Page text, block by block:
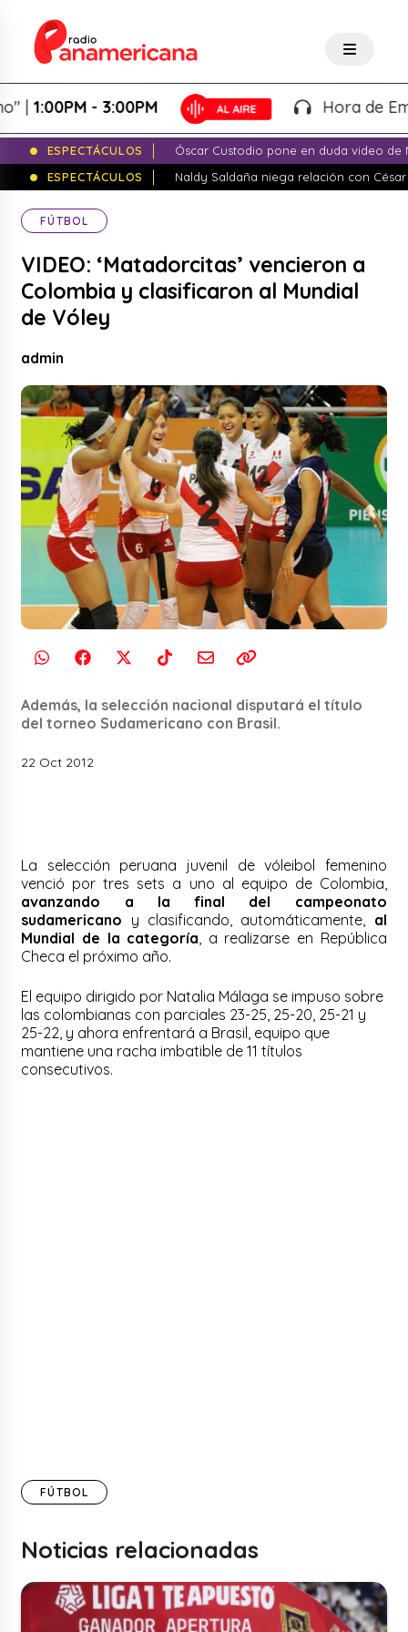
- 3:00PM Hora de
ESPECTÁCULOS
Óscar Custodio pone en duda video de
ESPECTÁCULOS
Naldy Saldaña niega relación con
FÚTBOL
VIDEO: ‘Matadorcitas’ vencieron a
Colombia y clasificaron al Mundial
de Vóley
admin
Además, la selección nacional disputará el título
del torneo Sudamericano con Brasil.
22 Oct 2012
La selección peruana juvenil de vóleibol femenino
venció por tres sets a uno al equipo de Colombia,
avanzando a la final del campeonato
sudamericano y clasificando, automáticamente, al
Mundial de la categoría, a realizarse en República
Checa el próximo año.
El equipo dirigido por Natalia Málaga se impuso sobre
las colombianas con parciales 23-25, 25-20, 25-21 y
25-22, y ahora enfrentará a Brasil, equipo que
mantiene una racha imbatible de 11 títulos
consecutivos.
FÚTBOL
Noticias relacionadas